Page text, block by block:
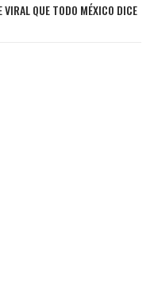
VIRAL QUE TODO MÉXICO DICE